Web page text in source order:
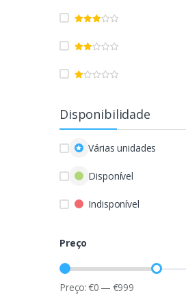
Disponibilidade
Várias unidades
Disponível
Indisponível
Preço
Preço:€0 — €999